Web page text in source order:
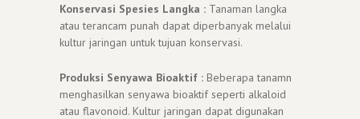
Konservasi Spesies Langka : Tanaman langka
atau terancam punah dapat diperbanyak melalui
kultur jaringan untuk tujuan konservasi.
Produksi Senyawa Bioaktif : Beberapa tanamn
menghasilkan senyawa bioaktif seperti alkaloid
atau flavonoid. Kultur jaringan dapat digunakan